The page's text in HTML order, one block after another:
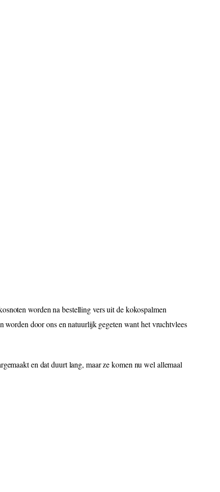
worden na bestelling vers uit de kokospalmen
door ons en natuurlijk gegeten want het vruchtvlees
en dat duurt lang, maar ze komen nu wel allemaal